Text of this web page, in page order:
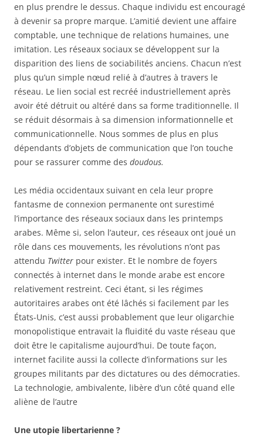
en plus prendre le dessus. Chaque individu est encouragé
à devenir sa propre marque. L’amitié devient une affaire
comptable, une technique de relations humaines, une
imitation. Les réseaux sociaux se développent sur la
disparition des liens de sociabilités anciens. Chacun n’est
plus qu’un simple nœud relié à d’autres à travers le
réseau. Le lien social est recréé industriellement après
avoir été détruit ou altéré dans sa forme traditionnelle. Il
se réduit désormais à sa dimension informationnelle et
communicationnelle. Nous sommes de plus en plus
dépendants d’objets de communication que l’on touche
pour se rassurer comme des doudous.
Les média occidentaux suivant en cela leur propre
fantasme de connexion permanente ont surestimé
l’importance des réseaux sociaux dans les printemps
arabes. Même si, selon l’auteur, ces réseaux ont joué un
rôle dans ces mouvements, les révolutions n’ont pas
attendu Twitter pour exister. Et le nombre de foyers
connectés à internet dans le monde arabe est encore
relativement restreint. Ceci étant, si les régimes
autoritaires arabes ont été lâchés si facilement par les
États-Unis, c’est aussi probablement que leur oligarchie
monopolistique entravait la fluidité du vaste réseau que
doit être le capitalisme aujourd’hui. De toute façon,
internet facilite aussi la collecte d’informations sur les
groupes militants par des dictatures ou des démocraties.
La technologie, ambivalente, libère d’un côté quand elle
aliène de l’autre
Une utopie libertarienne ?